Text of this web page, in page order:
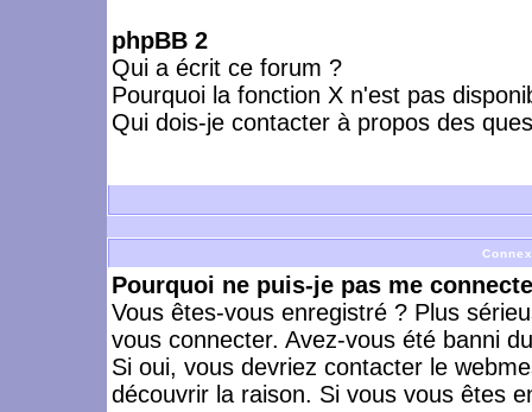
phpBB 2
Qui a écrit ce forum ?
Pourquoi la fonction X n'est pas
Qui dois-je contacter à propos des
Pourquoi ne puis-je pas me
Vous êtes-vous enregistré ? Plus
vous connecter. Avez-vous été banni
Si oui, vous devriez contacter le
découvrir la raison. Si vous vous êtes